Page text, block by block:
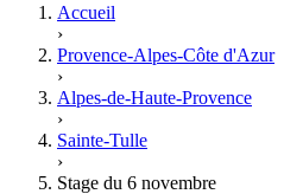
Accueil
›
Provence-Alpes-Côte d'Azur
›
Alpes-de-Haute-Provence
›
Sainte-Tulle
›
Stage du 6 novembre